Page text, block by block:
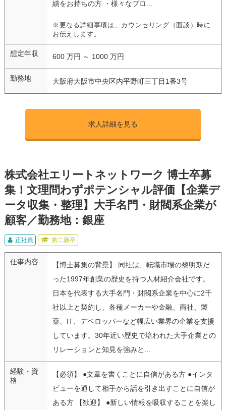
績をお持ちの方 ・様々なプロ...
※更なる詳細事項は、カウンセリング（面談）時に
お伝えします。
想定年収 600 万円 ～ 1000 万円
勤務地 大阪府大阪市中央区内平野町三丁目1番3号
求人詳細を見る
株式会社エリートネットワーク 博士卒募
集！文理問わずポテンシャル評価【企業デ
ータ収集・整理】大手名門・財閥系企業が
顧客／勤務地：銀座
正社員 第二新卒
仕事内容
【博士募集の背景】 同社は、転職市場の黎明期だ
った1997年創業の歴史を持つ人材紹介会社です。
日本を代表する大手名門・財閥系企業を中心に2千
社以上と契約し、各種メーカーや金融、商社、製
薬、IT、デベロッパーなど幅広い業界の企業を支援
しています。30年近い歴史で培われた大手企業との
リレーションと知見を強みと...
経験・資
格
【必須】 ●文章を書くことに自信がある方 ●インタ
ビューを通して相手から話を引き出すことに自信が
ある方 【歓迎】 ●新しい情報を吸収することを楽し